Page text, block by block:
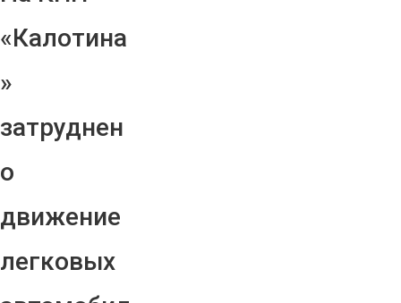
«Калотина
»
затруднен
о
движение
легковых